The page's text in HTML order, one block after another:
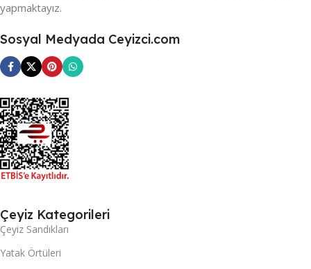
yapmaktayız.
Sosyal Medyada Ceyizci.com
Çeyiz Kategorileri
Çeyiz Sandıkları
Yatak Örtüleri